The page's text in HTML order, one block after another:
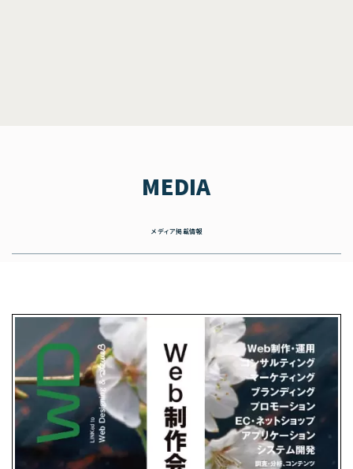
MEDIA
メディア掲載情報